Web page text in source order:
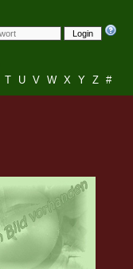
Login
T U V W X Y Z #